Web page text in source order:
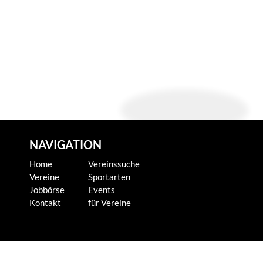
NAVIGATION
Home
Vereinssuche
Vereine
Sportarten
Jobbörse
Events
Kontakt
für Vereine